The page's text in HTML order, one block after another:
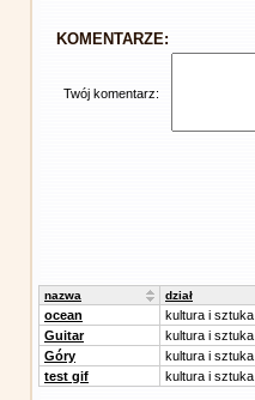
KOMENTARZE:
Twój komentarz:
nazwa dział
ocean kultura i sztuka
Guitar
kultura i sztuka
Góry
kultura i sztuka
test gif
kultura i sztuka